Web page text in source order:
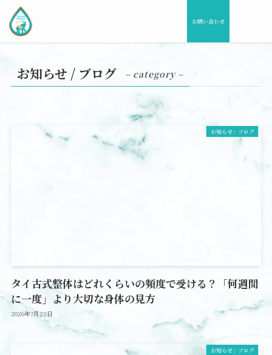
お問い合わせ
お知らせ / ブログ – category –
お知らせ / ブログ
タイ古式整体はどれくらいの頻度で受ける？「何週間
に一度」より大切な身体の見方
2026年7月22日
お知らせ / ブログ